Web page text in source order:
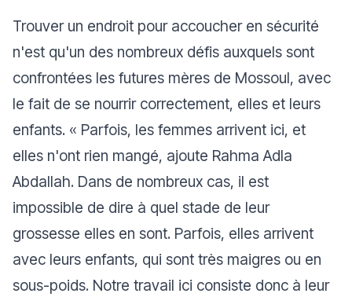
Trouver un endroit pour accoucher en sécurité
n'est qu'un des nombreux défis auxquels sont
confrontées les futures mères de Mossoul, avec
le fait de se nourrir correctement, elles et leurs
enfants. « Parfois, les femmes arrivent ici, et
elles n'ont rien mangé, ajoute Rahma Adla
Abdallah. Dans de nombreux cas, il est
impossible de dire à quel stade de leur
grossesse elles en sont. Parfois, elles arrivent
avec leurs enfants, qui sont très maigres ou en
sous-poids. Notre travail ici consiste donc à leur